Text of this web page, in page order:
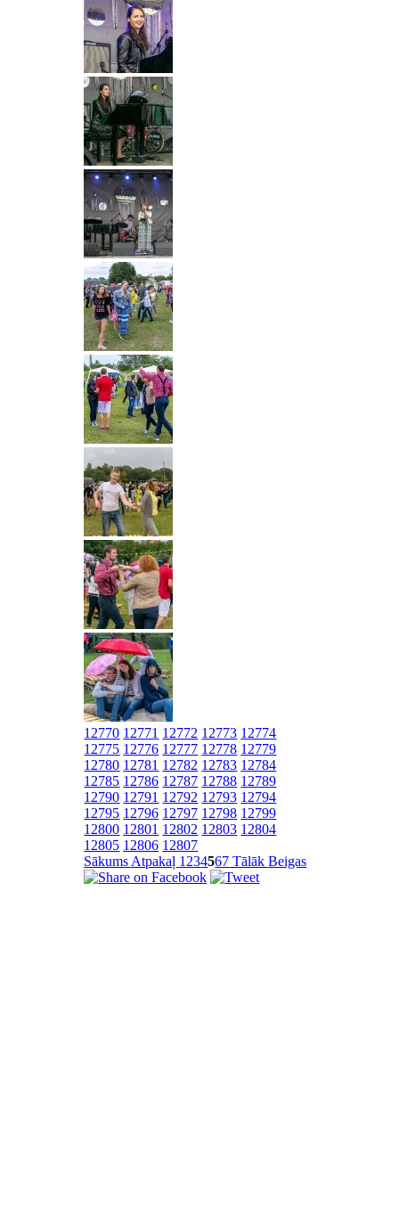
12770 12771 12772 12773 12774
12775 12776 12777 12778 12779
12780 12781 12782 12783 12784
12785 12786 12787 12788 12789
12790 12791 12792 12793 12794
12795 12796 12797 12798 12799
12800 12801 12802 12803 12804
12805 12806 12807
SākumsAtpakaļ 1234567 TālākBeigas